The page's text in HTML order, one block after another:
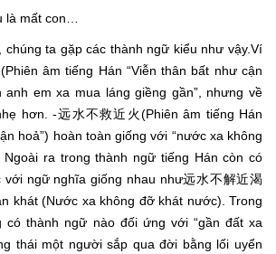
là mất con…
ta gặp các thành ngữ kiểu như vậy.Ví
âm tiếng Hán “Viễn thân bất như cận
anh em xa mua láng giềng gần”, nhưng về
hơn. -远水不救近火(Phiên âm tiếng Hán
hoả”) hoàn toàn giống với “nước xa không
ra trong thành ngữ tiếng Hán còn có
với ngữ nghĩa giống nhau như远水不解近渴
khát (Nước xa không đỡ khát nước). Trong
có thành ngữ nào đối ứng với “gần đất xa
thái một người sắp qua đời bằng lối uyển